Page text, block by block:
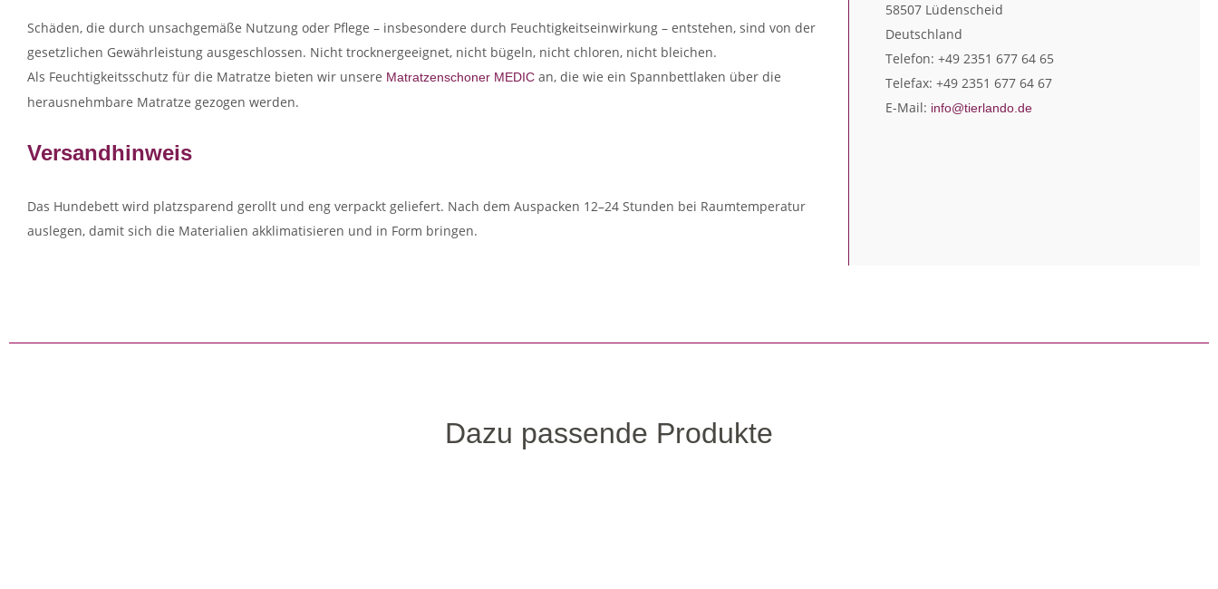
Schäden, die durch unsachgemäße Nutzung oder Pflege – insbesondere durch Feuchtigkeitseinwirkung – entstehen, sind von der
gesetzlichen Gewährleistung ausgeschlossen. Nicht trocknergeeignet, nicht bügeln, nicht chloren, nicht bleichen.
Als Feuchtigkeitsschutz für die Matratze bieten wir unsere Matratzenschoner MEDIC an, die wie ein Spannbettlaken über die
herausnehmbare Matratze gezogen werden.
Versandhinweis
Das Hundebett wird platzsparend gerollt und eng verpackt geliefert. Nach dem Auspacken 12–24 Stunden bei Raumtemperatur
auslegen, damit sich die Materialien akklimatisieren und in Form bringen.
58507 Lüdenscheid
Deutschland
Telefon: +49 2351 677 64 65
Telefax: +49 2351 677 64 67
E-Mail: info@tierlando.de
Dazu passende Produkte